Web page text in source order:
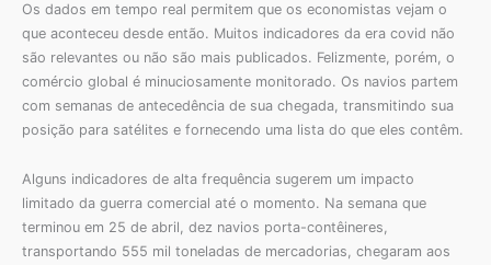
Os dados em tempo real permitem que os economistas vejam o
que aconteceu desde então. Muitos indicadores da era covid não
são relevantes ou não são mais publicados. Felizmente, porém, o
comércio global é minuciosamente monitorado. Os navios partem
com semanas de antecedência de sua chegada, transmitindo sua
posição para satélites e fornecendo uma lista do que eles contêm.
Alguns indicadores de alta frequência sugerem um impacto
limitado da guerra comercial até o momento. Na semana que
terminou em 25 de abril, dez navios porta-contêineres,
transportando 555 mil toneladas de mercadorias, chegaram aos